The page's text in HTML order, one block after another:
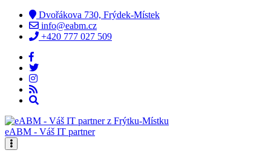
Dvořákova 730, Frýdek-Místek
info@eabm.cz
+420 777 027 509
eABM - Váš IT partner